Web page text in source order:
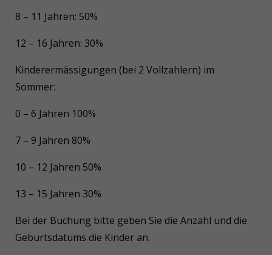
8 – 11 Jahren: 50%
12 – 16 Jahren: 30%
Kinderermässigungen (bei 2 Vollzahlern) im
Sommer:
0 – 6 Jahren 100%
7 – 9 Jahren 80%
10 – 12 Jahren 50%
13 – 15 Jahren 30%
Bei der Buchung bitte geben Sie die Anzahl und die
Geburtsdatums die Kinder an.